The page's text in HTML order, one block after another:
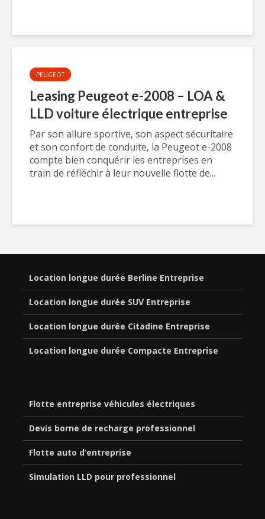
PEUGEOT
Leasing Peugeot e-2008 – LOA &
LLD voiture électrique entreprise
Par son allure sportive, son aspect sécuritaire
et son confort de conduite, la Peugeot e-2008
compte bien conquérir les entreprises en
train de réfléchir à leur nouvelle flotte de...
Location longue durée Berline Entreprise
Location longue durée SUV Entreprise
Location longue durée Citadine Entreprise
Location longue durée Compacte Entreprise
Flotte entreprise véhicules électriques
Devis borne de recharge professionnel
Flotte auto d’entreprise
Simulation LLD pour professionnel